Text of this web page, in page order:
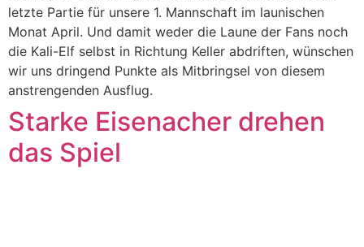
letzte Partie für unsere 1. Mannschaft im launischen
Monat April. Und damit weder die Laune der Fans noch
die Kali-Elf selbst in Richtung Keller abdriften, wünschen
wir uns dringend Punkte als Mitbringsel von diesem
anstrengenden Ausflug.
Starke Eisenacher drehen
das Spiel